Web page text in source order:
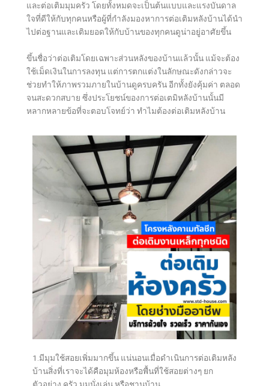
และต่อเติมมุมครัว โดยทั้งหมดจะเป็นต้นแบบและแรงบันดาล
ใจที่ดีให้กับทุกคนหรือผู้ที่กำลังมองหาการต่อเติมหลังบ้านได้นำ
ไปต่อฐานและเติมยอดให้กับบ้านของทุกคนดูน่าอยู่อาศัยขึ้น
ขึ้นชื่อว่าต่อเติมโดยเฉพาะส่วนหลังของบ้านแล้วนั้น แม้จะต้อง
ใช้เม็ดเงินในการลงทุน แต่การตกแต่งในลักษณะดังกล่าวจะ
ช่วยทำให้ภาพรวมภายในบ้านดูครบครัน อีกทั้งยังคุ้มค่า ตลอด
จนสะดวกสบาย ซึ่งประโยชน์ของการต่อเตมิหลังบ้านนั้นมี
หลากหลายข้อที่จะตอบโจทย์ว่า ทำไมต้องต่อเติมหลังบ้าน
1.มีมุมใช้สอยเพิ่มมากขึ้น แน่นอนเมื่อดำเนินการต่อเติมหลัง
บ้านสิ่งที่เราจะได้คือมุมห้องหรือพื้นที่ใช้สอยต่างๆ ยก